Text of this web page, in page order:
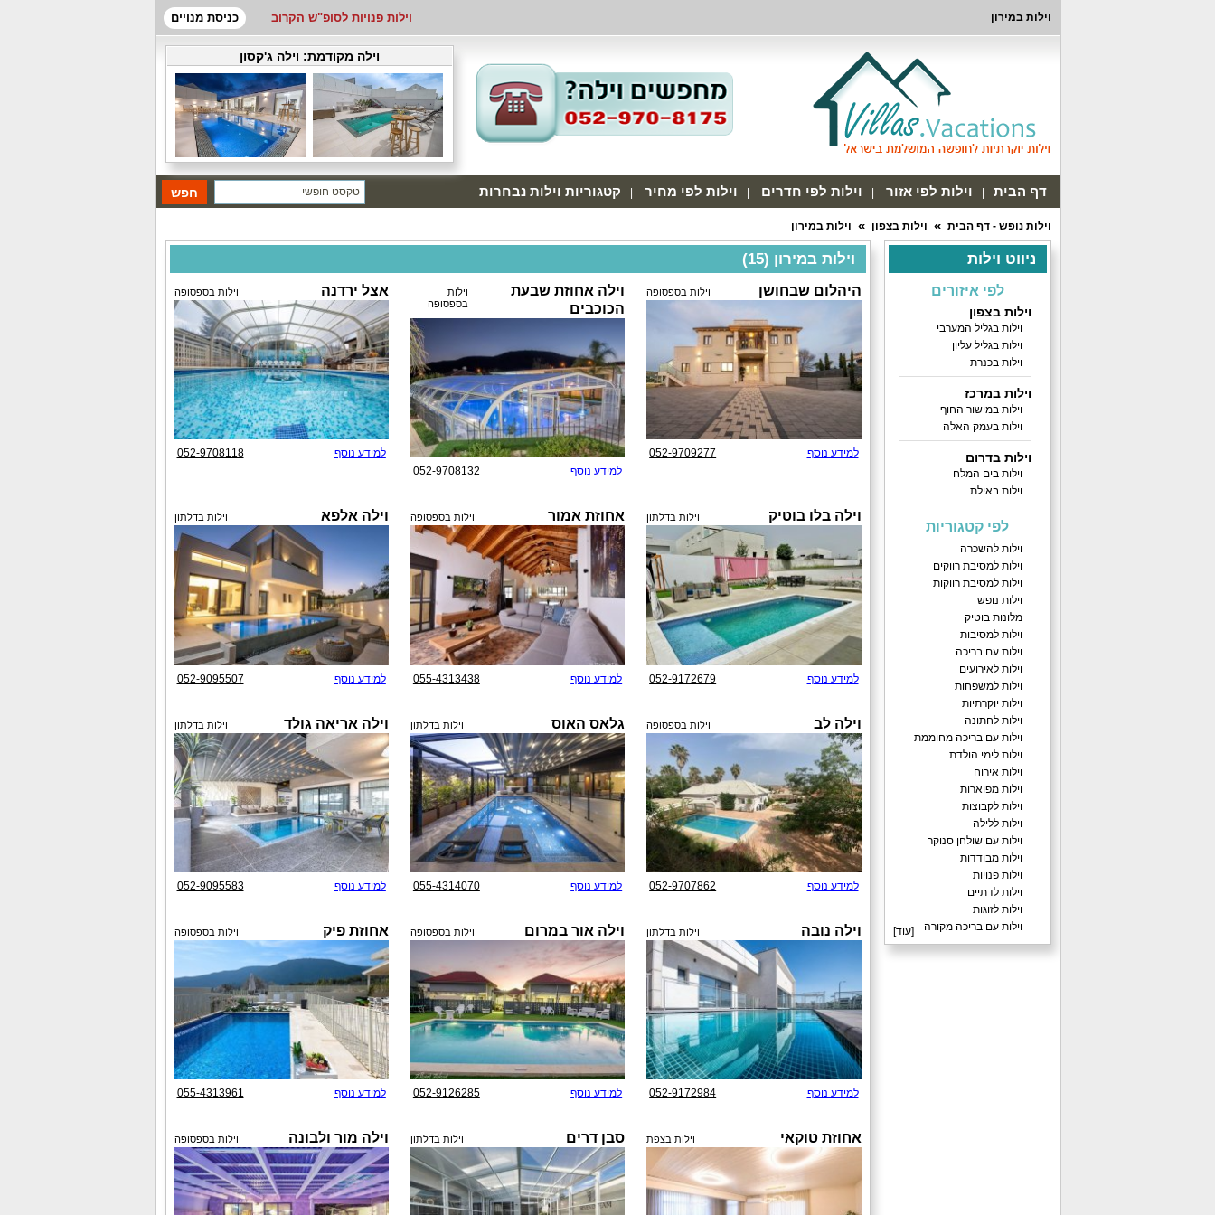
וילות במירון וילות פנויות לסופ"ש הקרוב כניסת מנויים
וילה מקודמת: וילה ג'קסון
דף הבית וילות לפי אזור וילות לפי חדרים וילות לפי מחיר קטגוריות וילות נבחרות
וילות נופש - דף הבית וילות בצפון וילות במירון
ניווט וילות
לפי איזורים
וילות בצפון
וילות בגליל המערבי
וילות בגליל עליון
וילות בכנרת
וילות במרכז
וילות במישור החוף
וילות בעמק האלה
וילות בדרום
וילות בים המלח
וילות באילת
לפי קטגוריות
וילות להשכרה
וילות למסיבת רווקים
וילות למסיבת רווקות
וילות נופש
מלונות בוטיק
וילות למסיבות
וילות עם בריכה
וילות לאירועים
וילות למשפחות
וילות יוקרתיות
וילות לחתונה
וילות עם בריכה מחוממת
וילות לימי הולדת
וילות אירוח
וילות מפוארות
וילות לקבוצות
וילות ללילה
וילות עם שולחן סנוקר
וילות מבודדות
וילות פנויות
וילות לדתיים
וילות לזוגות
וילות עם בריכה מקורה
[עוד]
וילות במירון (15)
היהלום שבחושן וילות בספסופה
למידע נוסף 052-9709277
וילה אחוזת שבעת
הכוכבים
וילות
בספסופה
למידע נוסף 052-9708132
אצל ירדנה וילות בספסופה
למידע נוסף 052-9708118
וילה בלו בוטיק וילות בדלתון
למידע נוסף 052-9172679
אחוזת אמור וילות בספסופה
למידע נוסף 055-4313438
וילה אלפא וילות בדלתון
למידע נוסף 052-9095507
וילה לב וילות בספסופה
למידע נוסף 052-9707862
גלאס האוס וילות בדלתון
למידע נוסף 055-4314070
וילה אריאה גולד וילות בדלתון
למידע נוסף 052-9095583
וילה נובה וילות בדלתון
למידע נוסף 052-9172984
וילה אור במרום וילות בספסופה
למידע נוסף 052-9126285
אחוזת פיק וילות בספסופה
למידע נוסף 055-4313961
אחוזת טוקאי וילות בצפת סבן דרים וילות בדלתון וילה מור ולבונה וילות בספסופה